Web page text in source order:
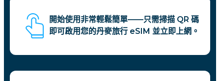
開始使用非常輕鬆簡單——只需掃描 QR 碼
即可啟用您的丹麥旅行 eSIM 並立即上網。